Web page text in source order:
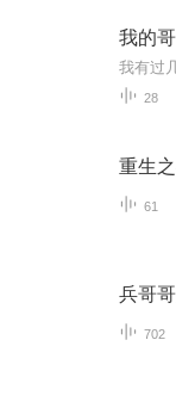
我的
28
重生
61
兵哥
702